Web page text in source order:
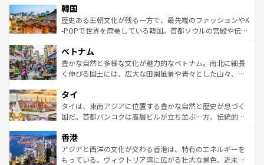
はコンテンツ一覧
いる。アクティビティも充実しており、サーフィンやダイ
ビング、ハイキングなど、アウトドア好きにはたまらな
い。オーストラリアの多彩な魅力を存分に味わいつくそ
参照してほしい。
ン）、静ひつな山岳地帯である台湾東部など、都市の喧騒
と山間の静けさが共存しており、訪れる人に新しい発見と
驚きをもたらしてくれる。また、奥深い台湾の食文化も魅
容にもいいと評判のスイーツなど、バラエティ豊かな料理
が味わえる。 なお、新着の台湾情報は コンテンツ一覧を参
照してほしい。
韓国
歴史ある王朝文化が残る一方で、最先端のファッションやK
-POPで世界を席巻している韓国。首都ソウルの宮殿や伝統
き、地方に足を延ばせば四季折々の自然美を楽しむことが
できる。そして、キムチや焼肉、絶品のストリートフード
まで、さまざまな韓国料理が待っている。夜には、韓国な
リティに包まれながら、韓国の多彩な魅力を心ゆくまで味
わってみてほしい。 なお、新着の韓国情報はコンテンツ一
覧を参照してほしい。
ベトナム
豊かな自然と多様な文化が魅力的なベトナム。南北に細長
く伸びる国土には、広大な田園風景や青々とした山々、世
急速な発展と共に伝統が息づく。ハノイの古い町並みやホ
ーチミン市のフランス統治時代の建物も、独特の雰囲気を
醸し出している。また、バラエティの豊かさとおいしさで
とつ。フォーやバインミー、ベトナムコーヒーなどは、ぜ
ひ現地で味わいたい。どの地域を訪れてもあたたかい人々
が旅行者を迎えてくれるので、きっと忘れられない旅にな
タイ
タイは、東南アジアに位置する豊かな自然と歴史が息づく
国だ。首都バンコクは高層ビルが立ち並ぶ一方、伝統的な
の活気が交差している。北部ではチェンマイなどの山岳地
帯で自然と触れ合い、南部ではプーケットやクラビの美し
いビーチでリゾート気分を楽しむことができる。タイ料理
香港
アジアと西洋の文化が交わる香港は、特有のエネルギーを
もっている。ヴィクトリア湾に広がる壮大な景色、近未来